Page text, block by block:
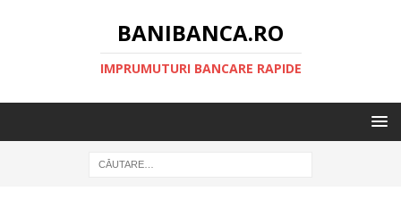
BANIBANCA.RO
IMPRUMUTURI BANCARE RAPIDE